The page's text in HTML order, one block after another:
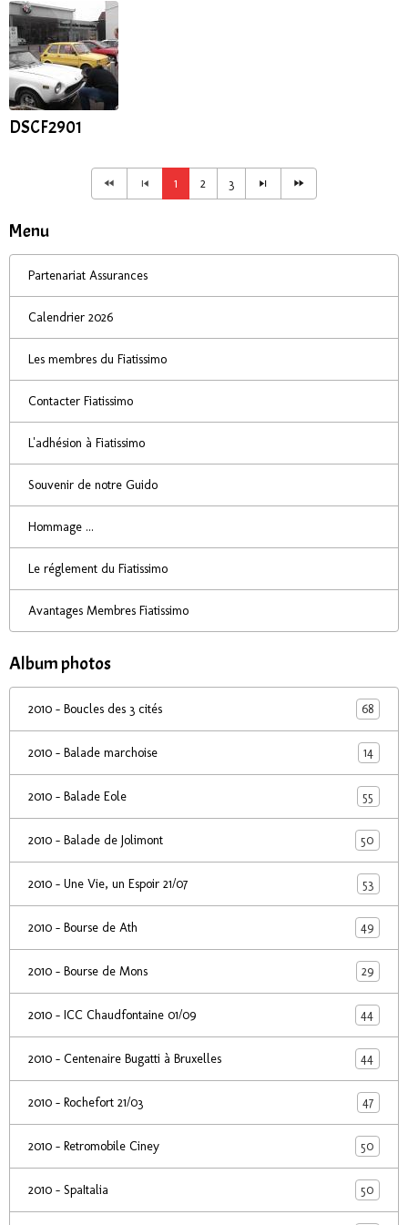
DSCF2901
1 2 3
Menu
Partenariat Assurances
Calendrier 2026
Les membres du Fiatissimo
Contacter Fiatissimo
L'adhésion à Fiatissimo
Souvenir de notre Guido
Hommage ...
Le réglement du Fiatissimo
Avantages Membres Fiatissimo
Album photos
2010 - Boucles des 3 cités 68
2010 - Balade marchoise 14
2010 - Balade Eole 55
2010 - Balade de Jolimont 50
2010 - Une Vie, un Espoir 21/07 53
2010 - Bourse de Ath 49
2010 - Bourse de Mons 29
2010 - ICC Chaudfontaine 01/09 44
2010 - Centenaire Bugatti à Bruxelles 44
2010 - Rochefort 21/03 47
2010 - Retromobile Ciney 50
2010 - SpaItalia 50